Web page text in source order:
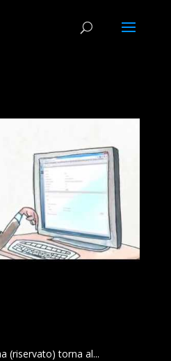
(riservato) torna al...